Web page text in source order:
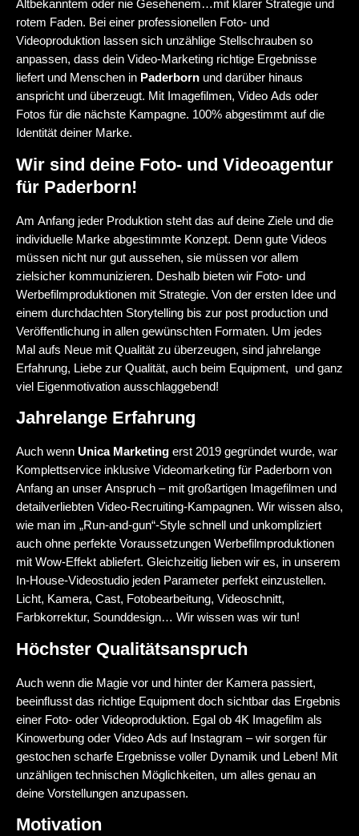
Altbekanntem oder nie Gesehenem…mit klarer Strategie und
rotem Faden. Bei einer professionellen Foto- und
Videoproduktion lassen sich unzählige Stellschrauben so
anpassen, dass dein Video-Marketing richtige Ergebnisse
liefert und Menschen in Paderborn und darüber hinaus
anspricht und überzeugt. Mit Imagefilmen, Video Ads oder
Fotos für die nächste Kampagne. 100% abgestimmt auf die
Identität deiner Marke.
Wir sind deine Foto- und Videoagentur
für Paderborn!
Am Anfang jeder Produktion steht das auf deine Ziele und die
individuelle Marke abgestimmte Konzept. Denn gute Videos
müssen nicht nur gut aussehen, sie müssen vor allem
zielsicher kommunizieren. Deshalb bieten wir Foto- und
Werbefilmproduktionen mit Strategie. Von der ersten Idee und
einem durchdachten Storytelling bis zur post production und
Veröffentlichung in allen gewünschten Formaten. Um jedes
Mal aufs Neue mit Qualität zu überzeugen, sind jahrelange
Erfahrung, Liebe zur Qualität, auch beim Equipment, und ganz
viel Eigenmotivation ausschlaggebend!
Jahrelange Erfahrung
Auch wenn Unica Marketing erst 2019 gegründet wurde, war
Komplettservice inklusive Videomarketing für Paderborn von
Anfang an unser Anspruch – mit großartigen Imagefilmen und
detailverliebten Video-Recruiting-Kampagnen. Wir wissen also,
wie man im „Run-and-gun“-Style schnell und unkompliziert
auch ohne perfekte Voraussetzungen Werbefilmproduktionen
mit Wow-Effekt abliefert. Gleichzeitig lieben wir es, in unserem
In-House-Videostudio jeden Parameter perfekt einzustellen.
Licht, Kamera, Cast, Fotobearbeitung, Videoschnitt,
Farbkorrektur, Sounddesign… Wir wissen was wir tun!
Höchster Qualitätsanspruch
Auch wenn die Magie vor und hinter der Kamera passiert,
beeinflusst das richtige Equipment doch sichtbar das Ergebnis
einer Foto- oder Videoproduktion. Egal ob 4K Imagefilm als
Kinowerbung oder Video Ads auf Instagram – wir sorgen für
gestochen scharfe Ergebnisse voller Dynamik und Leben! Mit
unzähligen technischen Möglichkeiten, um alles genau an
deine Vorstellungen anzupassen.
Motivation